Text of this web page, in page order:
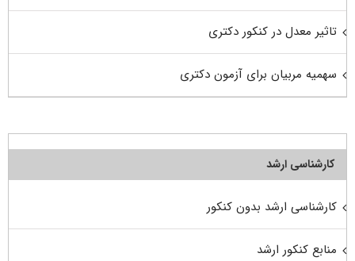
تاثیر معدل در کنکور دکتری
سهمیه مربیان برای آزمون دکتری
کارشناسی ارشد
کارشناسی ارشد بدون کنکور
منابع کنکور ارشد